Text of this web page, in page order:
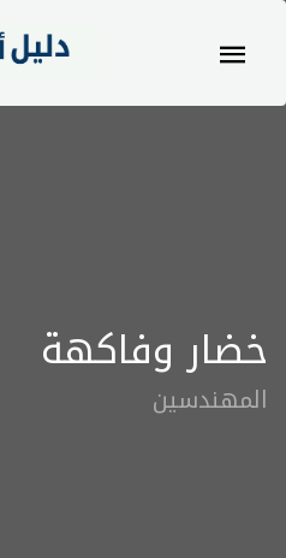
خضار وفاكهة
المهندسين